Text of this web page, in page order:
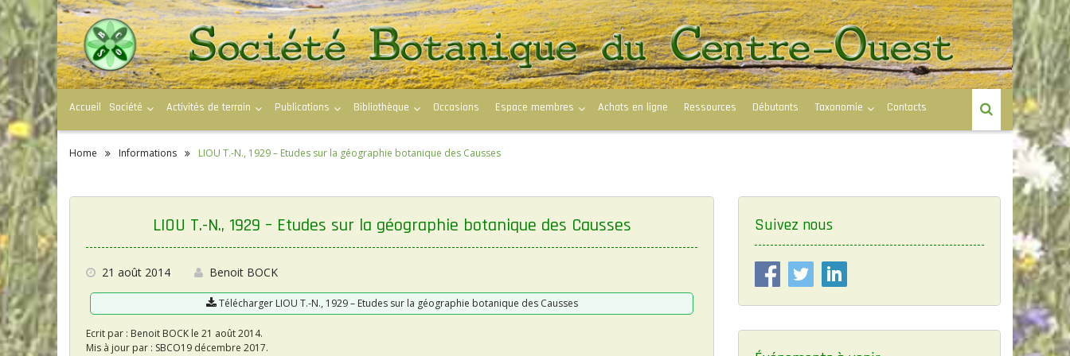
S
k
i
p
t
o
c
t
Accueil Société Activités de terrain Publications Bibliothèque Occasions Espace membres Achats en ligne Ressources Débutants Taxonomie Contacts
Home Informations LIOU T.-N., 1929 – Etudes sur la géographie botanique des Causses
LIOU T.-N., 1929 – Etudes sur la géographie botanique des Causses
21 août 2014 Benoit BOCK
Télécharger LIOU T.-N., 1929 – Etudes sur la géographie botanique des Causses
Ecrit par : Benoit BOCK le 21 août 2014.
Mis à jour par : SBCO19 décembre 2017.
Suivez nous